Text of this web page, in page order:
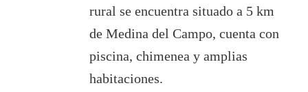
rural se encuentra situado a 5 km
de Medina del Campo, cuenta con
piscina, chimenea y amplias
habitaciones.